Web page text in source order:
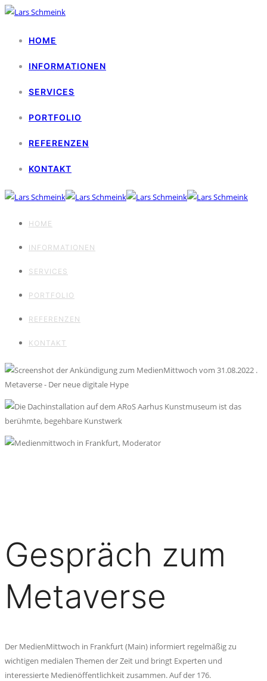
HOME
INFORMATIONEN
SERVICES
PORTFOLIO
REFERENZEN
KONTAKT
HOME
INFORMATIONEN
SERVICES
PORTFOLIO
REFERENZEN
KONTAKT
Gespräch zum
Metaverse
Der MedienMittwoch in Frankfurt (Main) informiert regelmäßig zu
wichtigen medialen Themen der Zeit und bringt Experten und
interessierte Medienöffentlichkeit zusammen. Auf der 176.